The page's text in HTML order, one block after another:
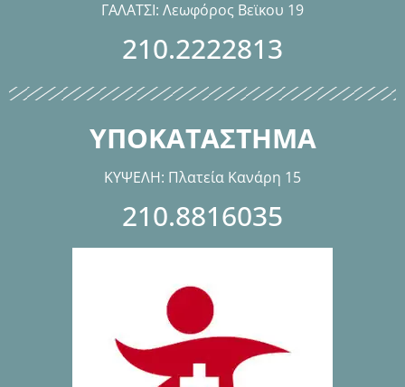
ΓΑΛΑΤΣΙ: Λεωφόρος Βεϊκου 19
210.2222813
ΥΠΟΚΑΤΑΣΤΗΜΑ
ΚΥΨΕΛΗ: Πλατεία Κανάρη 15
210.8816035